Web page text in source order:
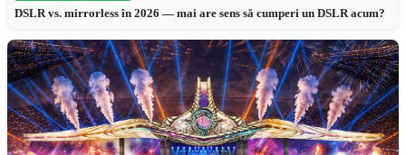
DSLR vs. mirrorless în 2026 — mai are sens să cumperi un DSLR acum?